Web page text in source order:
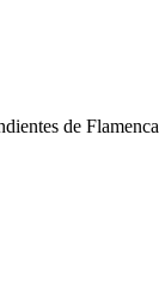
de Flamenca